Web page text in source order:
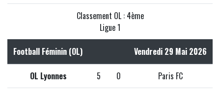
Classement OL : 4ème
Ligue 1
Football Féminin (OL) Vendredi 29 Mai 2026
OL Lyonnes 5 0 Paris FC